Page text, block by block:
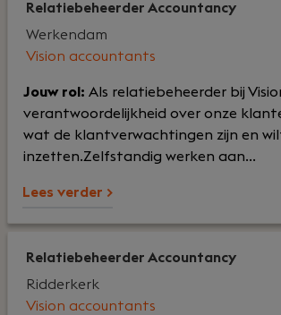
Relatiebeheerder Accountancy
Vision accountants
Werkendam
Jouw rol: Als relatiebeheerder bij
verantwoordelijkheid over onze
wat de klantverwachtingen zijn en
inzetten.Zelfstandig werken aan...
Lees verder >
Relatiebeheerder Accountancy
Vision accountants
Ridderkerk